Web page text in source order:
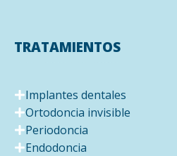
TRATAMIENTOS
Implantes dentales
Ortodoncia invisible
Periodoncia
Endodoncia